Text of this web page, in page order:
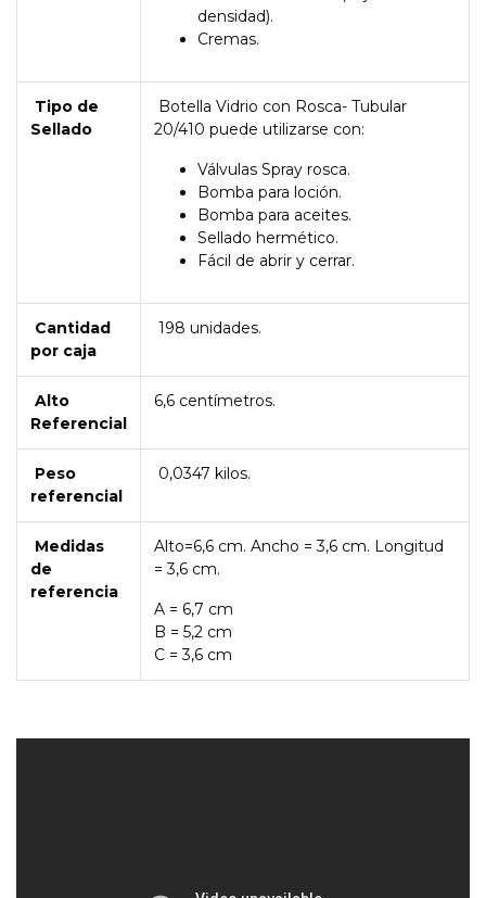
densidad).
Cremas.
Tipo de
Sellado
Botella Vidrio con Rosca- Tubular
20/410 puede utilizarse con:
Válvulas Spray rosca.
Bomba para loción.
Bomba para aceites.
Sellado hermético.
Fácil de abrir y cerrar.
Cantidad
por caja
198 unidades.
Alto
Referencial
6,6 centímetros.
Peso
referencial
0,0347 kilos.
Medidas
de
referencia
Alto=6,6 cm. Ancho = 3,6 cm. Longitud
= 3,6 cm.
A = 6,7 cm
B = 5,2 cm
C = 3,6 cm